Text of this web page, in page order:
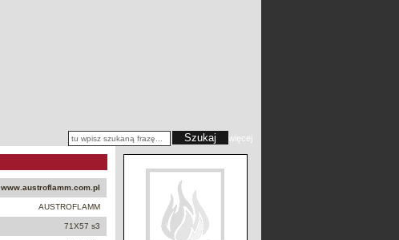
więcej
www.austroflamm.com.pl
AUSTROFLAMM
71X57 s3